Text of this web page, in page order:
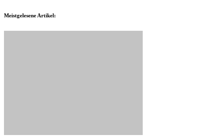
Meistgelesene Artikel: